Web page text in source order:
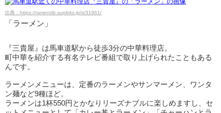
出典：https://ramendb.supleks.jp/s/31961/
「ラーメン」
『三貴屋』は馬車道駅から徒歩3分の中華料理店。
町中華を紹介する有名テレビ番組で取り上げられたこともある
んです。
ラーメンメニューは、定番のラーメンやサンマーメン、ワンタ
ン麺など9種ほど。
ラーメンは1杯550円とかなりリーズナブルに楽しめますし、セ